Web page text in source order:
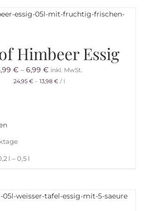
Himbeer Essig
€– 6,99 € inkl. MwSt.
24,95 €– 13,98 €/ l
l – 0,5 l